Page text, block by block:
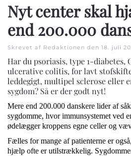
Nyt center skal
end 200.000
Skrevet af Redaktionen den 18. juli
Har du psoriasis, type 1-diabetes,
ulcerative colitis, for lavt
leddegigt, multipel sclerose eller
sygdom? Så er der godt nyt!
Mere end 200.000 danskere lider af
sygdomme, hvor immunsystemet ved
ødelægger kroppens egne celler og
Fælles for mange af patienterne er
hjælp ofte er utilstrækkelig.